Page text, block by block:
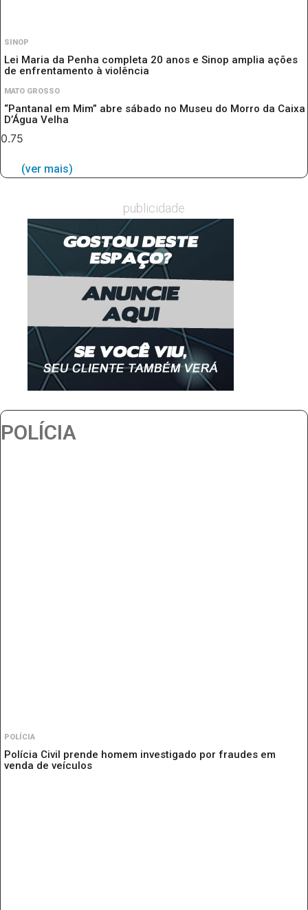
SINOP
Lei Maria da Penha completa 20 anos e Sinop amplia ações
de enfrentamento à violência
MATO GROSSO
“Pantanal em Mim” abre sábado no Museu do Morro da Caixa
D’Água Velha
(ver mais)
publicidade
POLÍCIA
POLÍCIA
Polícia Civil prende homem investigado por fraudes em
venda de veículos